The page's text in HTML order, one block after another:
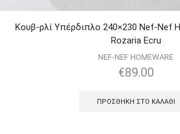
Κουβ-ρλί Υπέρδιπλο 240×230 Nef-Nef
Rozaria Ecru
NEF-NEF HOMEWARE
€89.00
ΠΡΟΣΘΉΚΗ ΣΤΟ ΚΑΛΆΘΙ